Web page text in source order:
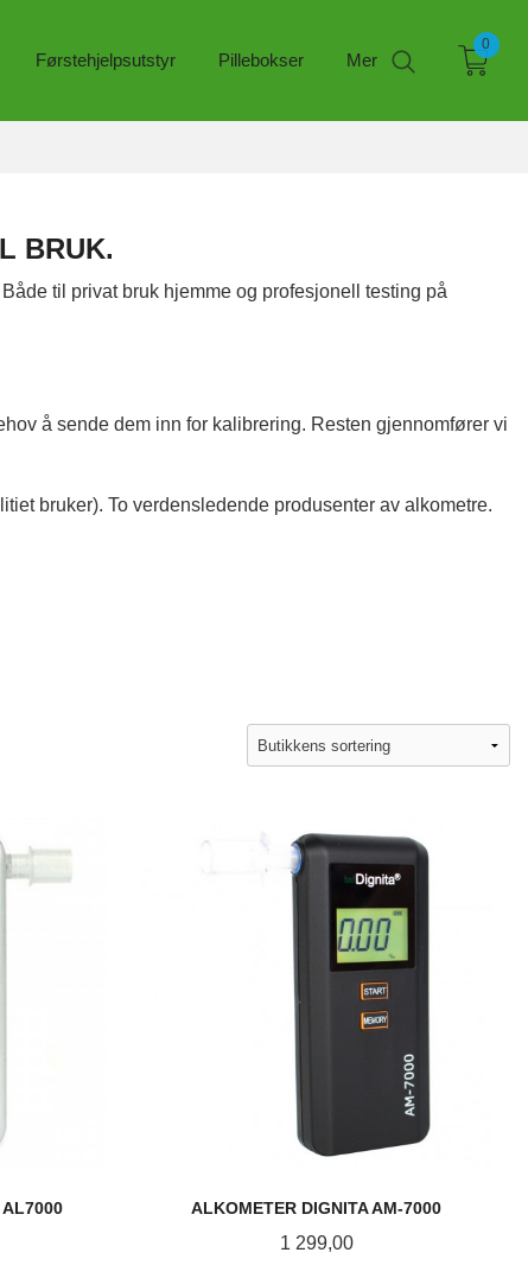
Førstehjelpsutstyr Pillebokser Mer
0
BRUK.
til privat bruk hjemme og profesjonell testing på
å sende dem inn for kalibrering. Resten gjennomfører vi
bruker). To verdensledende produsenter av alkometre.
AL7000 ALKOMETER DIGNITA AM-7000
Pris
1 299,00